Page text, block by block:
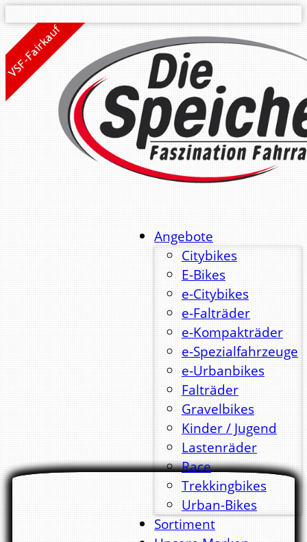
Angebote
Citybikes
E-Bikes
e-Citybikes
e-Falträder
e-Kompakträder
e-Spezialfahrzeuge
e-Urbanbikes
Falträder
Gravelbikes
Kinder / Jugend
Lastenräder
Race
Trekkingbikes
Urban-Bikes
Sortiment